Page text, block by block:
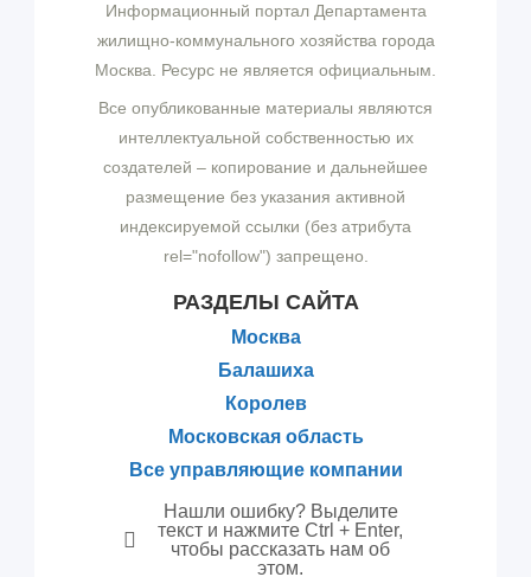
Информационный портал Департамента
жилищно-коммунального хозяйства города
Москва. Ресурс не является официальным.
Все опубликованные материалы являются
интеллектуальной собственностью их
создателей – копирование и дальнейшее
размещение без указания активной
индексируемой ссылки (без атрибута
rel="nofollow") запрещено.
РАЗДЕЛЫ САЙТА
Москва
Балашиха
Королев
Московская область
Все управляющие компании
Нашли ошибку? Выделите
текст и нажмите Ctrl + Enter,
чтобы рассказать нам об
этом.